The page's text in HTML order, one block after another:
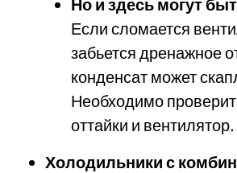
Но и здесь могут
Если сломается
забьется дренажное
конденсат может
Необходимо
оттайки и вентилятор.
Холодильники с